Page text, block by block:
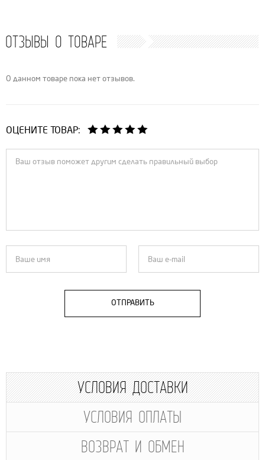
ОТЗЫВЫ О ТОВАРЕ
О данном товаре пока нет отзывов.
ОЦЕНИТЕ ТОВАР:
ОТПРАВИТЬ
УСЛОВИЯ ДОСТАВКИ
УСЛОВИЯ ОПЛАТЫ
ВОЗВРАТ И ОБМЕН